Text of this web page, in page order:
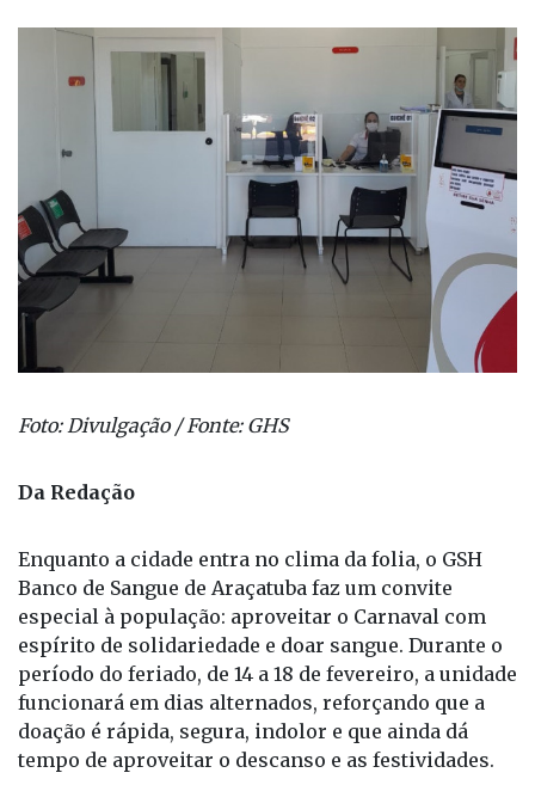
Da Redação
Enquanto a cidade entra no clima da folia, o GSH
Banco de Sangue de Araçatuba faz um convite
especial à população: aproveitar o Carnaval com
espírito de solidariedade e doar sangue. Durante o